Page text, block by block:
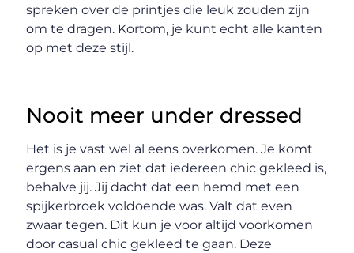
spreken over de printjes die leuk zouden zijn
om te dragen. Kortom, je kunt echt alle kanten
op met deze stijl.
Nooit meer under dressed
Het is je vast wel al eens overkomen. Je komt
ergens aan en ziet dat iedereen chic gekleed is,
behalve jij. Jij dacht dat een hemd met een
spijkerbroek voldoende was. Valt dat even
zwaar tegen. Dit kun je voor altijd voorkomen
door casual chic gekleed te gaan. Deze